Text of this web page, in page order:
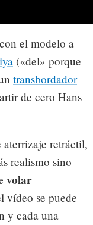
el modelo a
(«del» porque
transbordador
de cero Hans
retráctil,
realismo sino
volar
vídeo se puede
y cada una